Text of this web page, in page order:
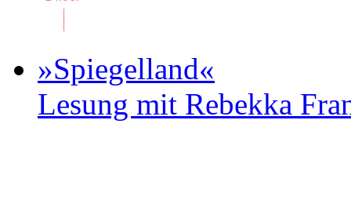
»Spiegelland«
Lesung mit Rebekka